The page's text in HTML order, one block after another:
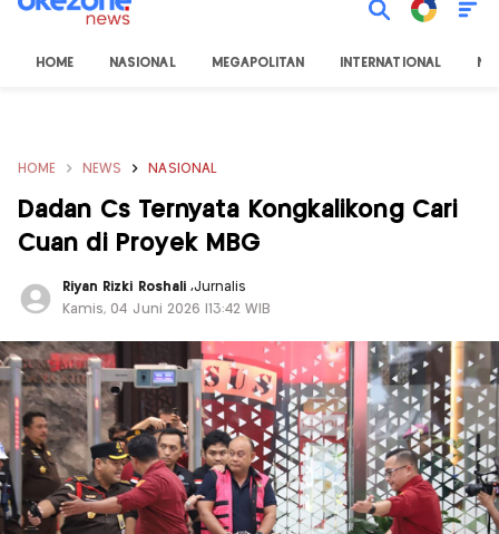
HOME NASIONAL MEGAPOLITAN INTERNATIONAL
HOME NEWS NASIONAL
Dadan Cs Ternyata Kongkalikong Cari
Cuan di Proyek MBG
Riyan Rizki Roshali ,Jurnalis
Kamis, 04 Juni 2026 |13:42 WIB